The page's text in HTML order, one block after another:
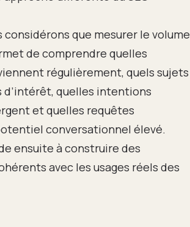
considérons que mesurer le volume
de comprendre quelles
régulièrement, quels sujets
d’intérêt, quelles intentions
et quelles requêtes
conversationnel élevé.
ensuite à construire des
avec les usages réels des